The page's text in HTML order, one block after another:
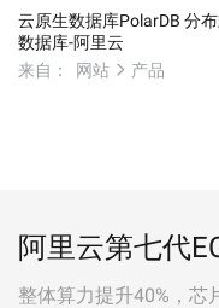
云原生数据库PolarDB 分布
数据库-阿里云
来自：
网站 产品
阿里云第七代
整体算力提升40%，芯